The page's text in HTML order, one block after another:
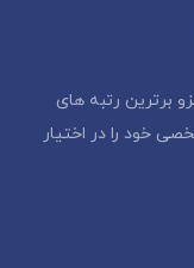
رتبه های
خود را در اختیار